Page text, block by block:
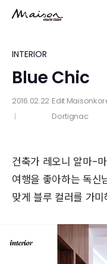
content
INTERIOR
Blue Chic
2016.02.22 Edit
Dortignac
건축가 레오니 알마-
여행을 좋아하는 독신
맞게 블루 컬러를 가